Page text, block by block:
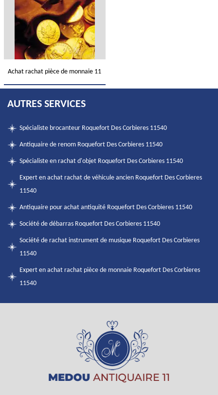
Achat rachat pièce de monnaie 11
AUTRES SERVICES
Spécialiste brocanteur Roquefort Des Corbieres 11540
Antiquaire de renom Roquefort Des Corbieres 11540
Spécialiste en rachat d'objet Roquefort Des Corbieres 11540
Expert en achat rachat de véhicule ancien Roquefort Des Corbieres
11540
Antiquaire pour achat antiquité Roquefort Des Corbieres 11540
Société de débarras Roquefort Des Corbieres 11540
Société de rachat instrument de musique Roquefort Des Corbieres
11540
Expert en achat rachat pièce de monnaie Roquefort Des Corbieres
11540